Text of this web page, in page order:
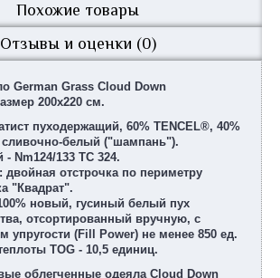
Похожие товары
Отзывы и оценки (0)
German Grass Cloud Down
200х220 см.
пуходержащий, 60% TENCEL®, 40%
сливочно-белый ("шампань").
- Nm124/133 TC 324.
двойная отстрочка по периметру
"Квадрат".
новый, гусиный белый пух
отсортированный вручную, с
упругости (Fill Power) не менее 850 ед.
TOG - 10,5 единиц.
облегченные одеяла Cloud Down